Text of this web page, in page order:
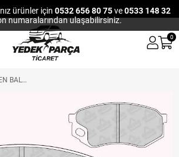
ürünler için 0532 656 80 75ve0533 148 32
numaralarından ulaşabilirsiniz.
0
511 FREN BALATASI ÖN BEŞER MARKA